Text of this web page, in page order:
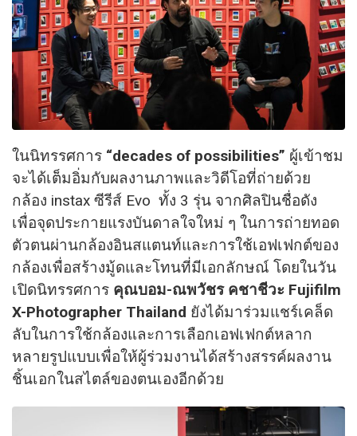
ในนิทรรศการ “decades of possibilities” ผู้เข้าชม
จะได้เต็มอิ่มกับผลงานภาพและวิดีโอที่ถ่ายด้วย
กล้อง instax ซีรีส์ Evo ทั้ง 3 รุ่น จากศิลปินชื่อดัง
เพื่อจุดประกายแรงบันดาลใจใหม่ ๆ ในการถ่ายทอด
ตัวตนผ่านกล้องอินสแตนท์และการใช้เอฟเฟกต์ของ
กล้องเพื่อสร้างมู้ดและโทนที่มีเอกลักษณ์ โดยในวัน
เปิดนิทรรศการ คุณบอม-ณพวัชร คชาชีวะ Fujifilm
X-Photographer Thailand ยังได้มาร่วมแชร์เคล็ด
ลับในการใช้กล้องและการเลือกเอฟเฟกต์หลาก
หลายรูปแบบเพื่อให้ผู้ร่วมงานได้สร้างสรรค์ผลงาน
ชิ้นเอกในสไตล์ของตนเองอีกด้วย